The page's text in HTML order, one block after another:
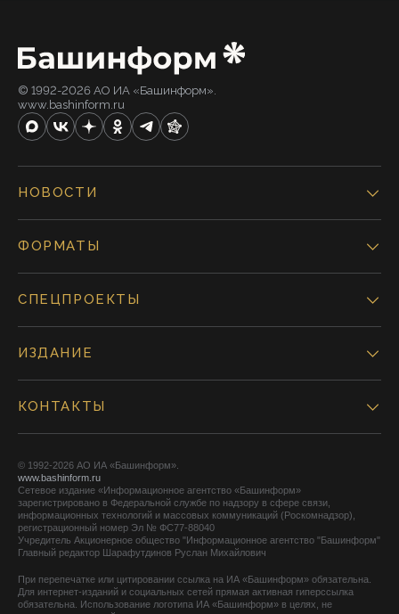
© 1992-2026 АО ИА «Башинформ».
www.bashinform.ru
НОВОСТИ
ФОРМАТЫ
СПЕЦПРОЕКТЫ
ИЗДАНИЕ
КОНТАКТЫ
© 1992-2026 АО ИА «Башинформ».
www.bashinform.ru
Сетевое издание «Информационное агентство «Башинформ»
зарегистрировано в Федеральной службе по надзору в сфере связи,
информационных технологий и массовых коммуникаций (Роскомнадзор),
регистрационный номер Эл № ФС77-88040
Учредитель Акционерное общество "Информационное агентство "Башинформ"
Главный редактор Шарафутдинов Руслан Михайлович
При перепечатке или цитировании ссылка на ИА «Башинформ» обязательна.
Для интернет-изданий и социальных сетей прямая активная гиперссылка
обязательна. Использование логотипа ИА «Башинформ» в целях, не